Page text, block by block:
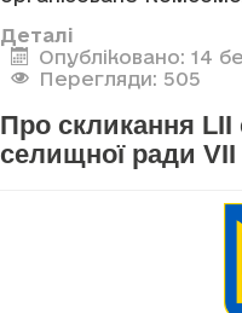
Деталі
Опубліковано: 14
Перегляди: 505
Про скликання LII
селищної ради VII